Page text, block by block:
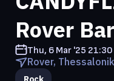
Rover Bar
Thu, 6 Mar '25
Rover,